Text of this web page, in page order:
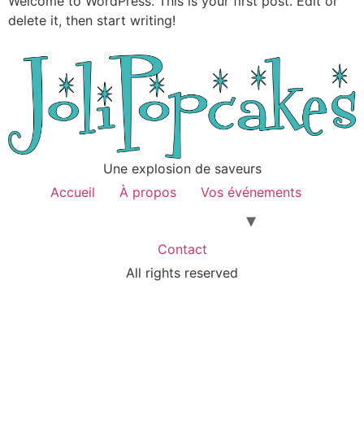
delete it, then start writing!
Une explosion de saveurs
Accueil
À propos Vos événements
Contact
All rights reserved